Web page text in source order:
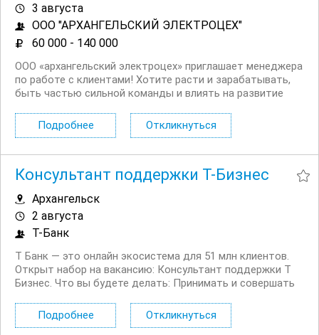
3 августа
ООО "АРХАНГЕЛЬСКИЙ ЭЛЕКТРОЦЕХ"
60 000 - 140 000
ООО «архангельский электроцех» приглашает менеджера
по работе с клиентами! Хотите расти и зарабатывать,
быть частью сильной команды и влиять на развитие
нацеленного на результат специалиста, который станет
связующим звеном между нашим...
Подробнее Откликнуться
Консультант поддержки Т-Бизнес
Архангельск
2 августа
Т-Банк
Т Банк — это онлайн экосистема для 51 млн клиентов.
Открыт набор на вакансию: Консультант поддержки Т
Бизнес. Что вы будете делать: Принимать и совершать
вопросы, связанные как с продуктами компании, так и с
внешними факторами: гос....
Подробнее Откликнуться